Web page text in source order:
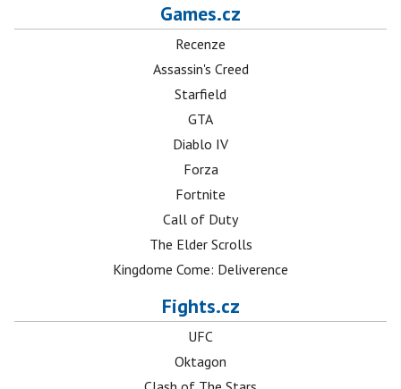
Games.cz
Recenze
Assassin's Creed
Starfield
GTA
Diablo IV
Forza
Fortnite
Call of Duty
The Elder Scrolls
Kingdome Come: Deliverence
Fights.cz
UFC
Oktagon